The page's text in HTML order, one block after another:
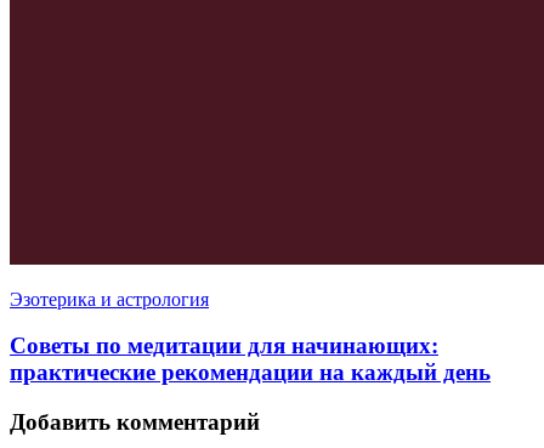
Эзотерика и астрология
Советы по медитации для начинающих:
практические рекомендации на каждый день
Добавить комментарий